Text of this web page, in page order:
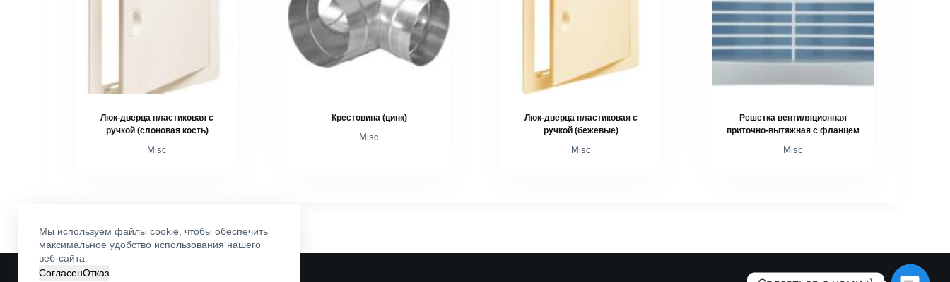
Мы используем файлы cookie, чтобы обеспечить
максимальное удобство использования нашего
веб-сайта.
СогласенОтказ
Люк-дверца пластиковая с
ручкой (слоновая кость)
Misc
Крестовина (цинк)
Misc
Люк-дверца пластиковая с
ручкой (бежевые)
Misc
Решетка вентиляционная
приточно-вытяжная с фланцем
Misc
©ОДО «ВАН»